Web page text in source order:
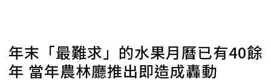
年末「最難求」的水果月曆已有40餘
年 當年農林廳推出即造成轟動